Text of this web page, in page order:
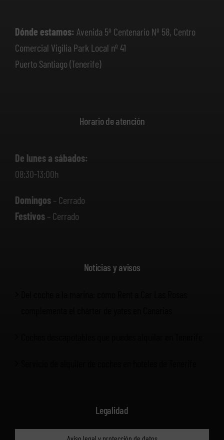
Dónde estamos: Avenida 5º Centenario Nº 58, Centro
Comercial Vigilia Park Local nº 41
Puerto Santiago (Tenerife)
Horario de atención
De lunes a sábados:
08:30-13:00h
Domingos– Cerrado
Festivos– Cerrado
Noticias y avisos
Legalidad
Aviso legal y protección de datos